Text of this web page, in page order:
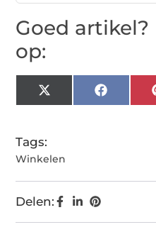
Goed
op:
X
(Twitter)
Tags:
Winkelen
Delen: